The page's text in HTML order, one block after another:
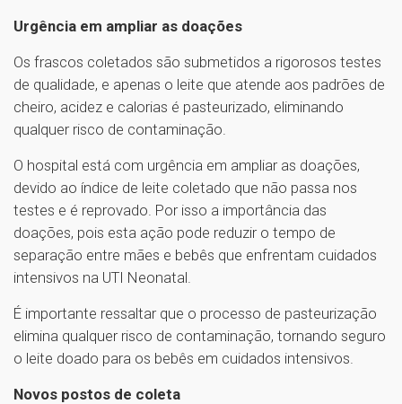
Urgência em ampliar as doações
Os frascos coletados são submetidos a rigorosos testes
de qualidade, e apenas o leite que atende aos padrões de
cheiro, acidez e calorias é pasteurizado, eliminando
qualquer risco de contaminação.
O hospital está com urgência em ampliar as doações,
devido ao índice de leite coletado que não passa nos
testes e é reprovado. Por isso a importância das
doações, pois esta ação pode reduzir o tempo de
separação entre mães e bebês que enfrentam cuidados
intensivos na UTI Neonatal.
É importante ressaltar que o processo de pasteurização
elimina qualquer risco de contaminação, tornando seguro
o leite doado para os bebês em cuidados intensivos.
Novos postos de coleta